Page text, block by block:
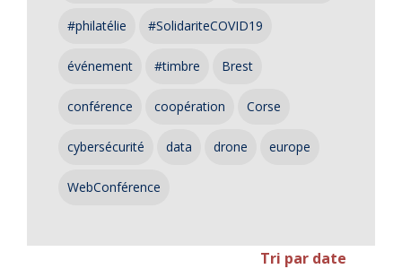
#philatélie #SolidariteCOVID19
événement #timbre Brest
conférence coopération Corse
cybersécurité data drone europe
WebConférence
Tri par date